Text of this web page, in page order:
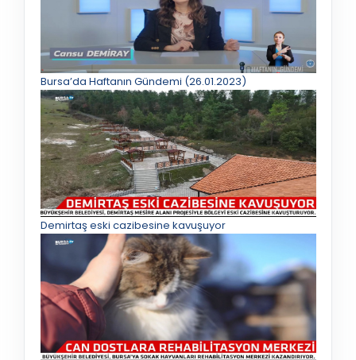
Bursa’da Haftanın Gündemi (26.01.2023)
Demirtaş eski cazibesine kavuşuyor